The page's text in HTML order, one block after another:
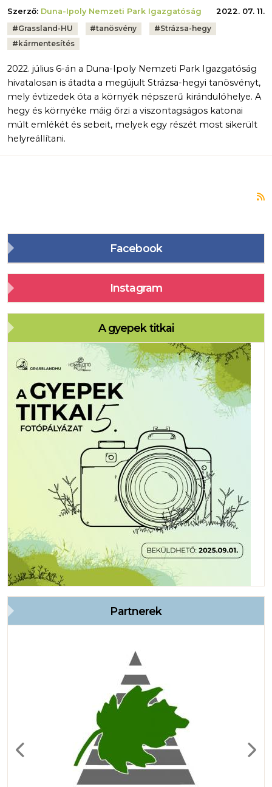
Szerző: Duna-Ipoly Nemzeti Park Igazgatóság
2022. 07. 11.
Tags:
#Grassland-HU #tanösvény #Strázsa-hegy
# kármentesítés
2022. július 6-án a Duna-Ipoly Nemzeti Park Igazgatóság
hivatalosan is átadta a megújult Strázsa-hegyi tanösvényt,
mely évtizedek óta a környék népszerű kirándulóhelye. A
hegy és környéke máig őrzi a viszontagságos katonai
múlt emlékét és sebeit, melyek egy részét most sikerült
helyreállítani.
Facebook
Instagram
A gyepek titkai
Partnerek
Previous Next